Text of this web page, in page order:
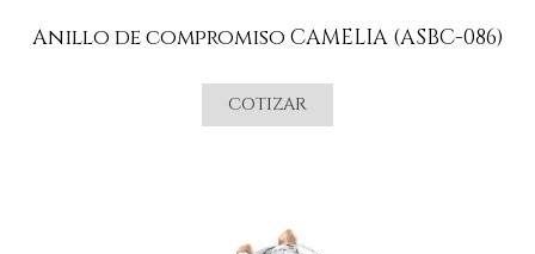
Anillo de compromiso CAMELIA (ASBC-086)
COTIZAR